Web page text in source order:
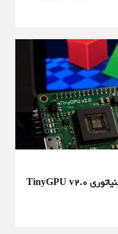
آزمایش‌های عملکرد تراشه گرافیکی مینیاتوری TinyGPU v2.0